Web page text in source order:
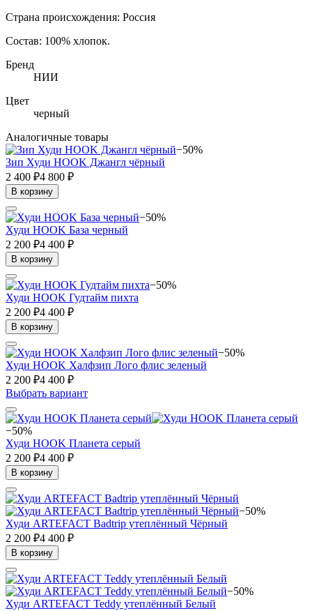
Страна происхождения: Россия
Состав: 100% хлопок.
Бренд
НИИ
Цвет
черный
Аналогичные товары
−50%
Зип Худи HOOK Джангл чёрный
2 400 ₽4 800 ₽
В корзину
−50%
Худи HOOK База черный
2 200 ₽4 400 ₽
В корзину
−50%
Худи HOOK Гудтайм пихта
2 200 ₽4 400 ₽
В корзину
−50%
Худи HOOK Халфзип Лого флис зеленый
2 200 ₽4 400 ₽
Выбрать вариант
−50%
Худи HOOK Планета серый
2 200 ₽4 400 ₽
В корзину
−50%
Худи ARTEFACT Badtrip утеплённый Чёрный
2 200 ₽4 400 ₽
В корзину
−50%
Худи ARTEFACT Teddy утеплённый Белый